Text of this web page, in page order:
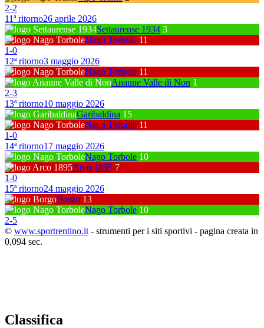
2-2
11ª ritorno26 aprile 2026
Settaurense 1934 3
Nago Torbole 11
1-0
12ª ritorno3 maggio 2026
Nago Torbole 11
Anaune Valle di Non 1
2-3
13ª ritorno10 maggio 2026
Garibaldina 15
Nago Torbole 11
1-0
14ª ritorno17 maggio 2026
Nago Torbole 10
Arco 1895 7
1-0
15ª ritorno24 maggio 2026
Borgo 13
Nago Torbole 10
2-5
© www.sportrentino.it - strumenti per i siti sportivi - pagina creata in
0,094 sec.
Classifica